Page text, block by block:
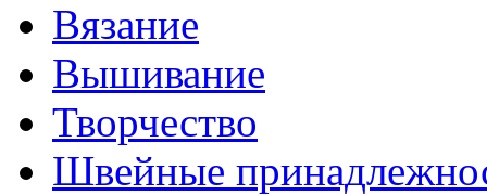
Вязание
Вышивание
Творчество
Швейные